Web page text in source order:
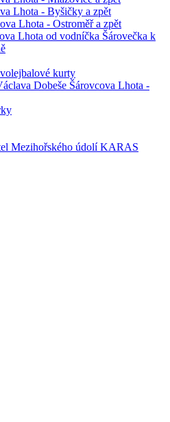
Lhota - Byšičky a zpět
Lhota - Ostroměř a zpět
Lhota od vodníčka Šárovečka k
kurty
Dobeše Šárovcova Lhota -
Mezihořského údolí KARAS